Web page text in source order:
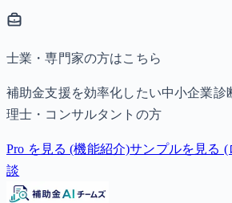
士業・専門家の方はこちら
補助金支援を効率化したい中小企業診
理士・コンサルタントの方
Pro を見る (機能紹介)サンプルを見る (
談